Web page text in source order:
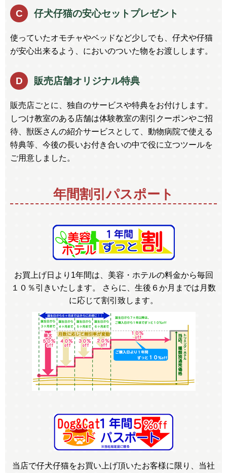
C 仔犬仔猫の安心セットプレゼント
使っていたオモチャやベッドなど少しでも、仔犬や仔猫
が安心出来るよう、においのついた物をお渡しします。
D 販売店舗オリジナル特典
販売店ごとに、独自のサービスや特典をお付けします。
しつけ教室のある店舗は体験教室の割引クーポンやご招
待、獣医さんの紹介サービスとして、動物病院で使える
特典等、今後の長いお付き合いの中で役に立つツールを
ご用意しました。
年間割引パスポート
お買上げ日より1年間は、美容・ホテルの料金から毎回
１０％引きいたします。 さらに、生後６か月までは月数
に応じて割引致します。
当店で仔犬仔猫をお買い上げ頂いたお客様に限り、当社